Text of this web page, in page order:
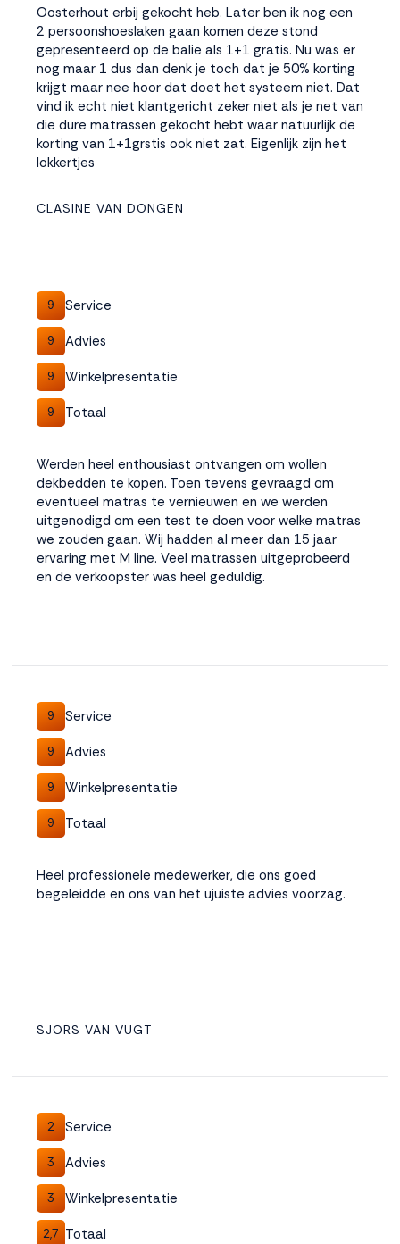
Oosterhout erbij gekocht heb. Later ben ik nog een
2 persoonshoeslaken gaan komen deze stond
gepresenteerd op de balie als 1+1 gratis. Nu was er
nog maar 1 dus dan denk je toch dat je 50% korting
krijgt maar nee hoor dat doet het systeem niet. Dat
vind ik echt niet klantgericht zeker niet als je net van
die dure matrassen gekocht hebt waar natuurlijk de
korting van 1+1grstis ook niet zat. Eigenlijk zijn het
lokkertjes
CLASINE VAN DONGEN
9 Service
9 Advies
9 Winkelpresentatie
9 Totaal
Werden heel enthousiast ontvangen om wollen
dekbedden te kopen. Toen tevens gevraagd om
eventueel matras te vernieuwen en we werden
uitgenodigd om een test te doen voor welke matras
we zouden gaan. Wij hadden al meer dan 15 jaar
ervaring met M line. Veel matrassen uitgeprobeerd
en de verkoopster was heel geduldig.
9 Service
9 Advies
9 Winkelpresentatie
9 Totaal
Heel professionele medewerker, die ons goed
begeleidde en ons van het ujuiste advies voorzag.
SJORS VAN VUGT
2 Service
3 Advies
3 Winkelpresentatie
2,7 Totaal